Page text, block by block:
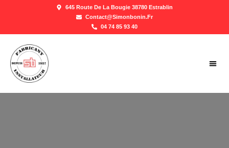
645 Route De La Bougie 38780 Estrablin
Contact@simonbonin.fr
04 74 85 93 40